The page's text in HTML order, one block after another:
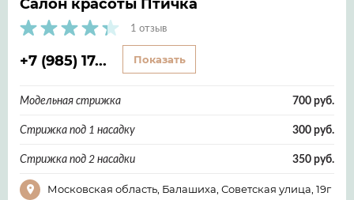
1 отзыв
+7 (985) 17... Показать
Модельная стрижка 700 руб.
Стрижка под 1 насадку 300 руб.
Стрижка под 2 насадки 350 руб.
Московская область, Балашиха, Советская улица, 19г